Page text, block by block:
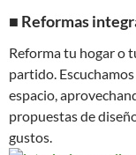
■ Reformas
Reforma tu hogar o
partido.
espacio,
propuestas de
gustos.